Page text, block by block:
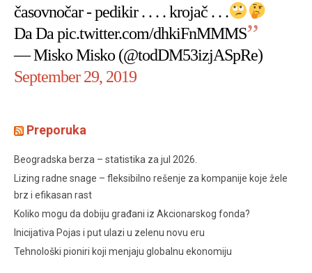
časovnočar - pedikir . . . . krojač . . .
Da Da pic.twitter.com/dhkiFnMMMS
— Misko Misko (@todDM53izjASpRe)
September 29, 2019
Preporuka
Beogradska berza – statistika za jul 2026.
Lizing radne snage – fleksibilno rešenje za kompanije koje žele
brz i efikasan rast
Koliko mogu da dobiju građani iz Akcionarskog fonda?
Inicijativa Pojas i put ulazi u zelenu novu eru
Tehnološki pioniri koji menjaju globalnu ekonomiju